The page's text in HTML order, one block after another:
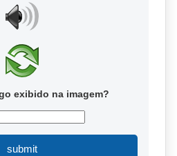
exibido na imagem?
submit